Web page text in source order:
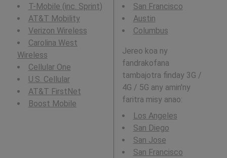
T-Mobile (inc. Sprint)
AT&T Mobility
Verizon Wireless
Carolina West
Wireless
Cellular One
U.S. Cellular
AT&T FirstNet
Boost Mobile
San Francisco
Austin
Columbus
Jereo koa ny
fandrakofana
tambajotra finday 3G /
4G / 5G any amin'ny
faritra misy anao:
Los Angeles
San Diego
San Jose
San Francisco